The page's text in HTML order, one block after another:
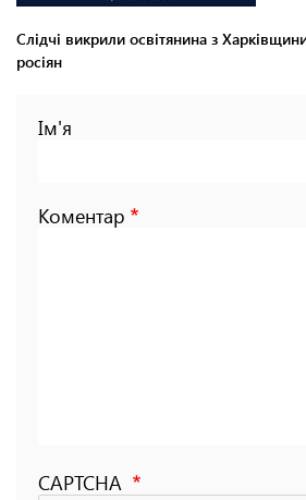
Слідчі викрили освітянина з
росіян
Ім'я
Коментар
CAPTCHA